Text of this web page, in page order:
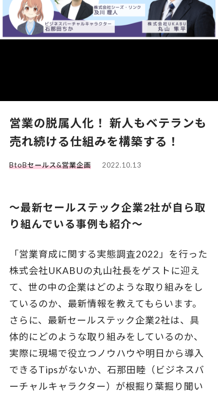
営業の脱属人化！ 新人もベテランも
売れ続ける仕組みを構築する！
BtoBセールス&営業企画 2022.10.13
〜最新セールステック企業2社が自ら取
り組んでいる事例も紹介〜
「営業育成に関する実態調査2022」を行った
株式会社UKABUの丸山社長をゲストに迎え
て、世の中の企業はどのような取り組みをし
ているのか、最新情報を教えてもらいます。
さらに、最新セールステック企業2社は、具
体的にどのような取り組みをしているのか、
実際に現場で役立つノウハウや明日から導入
できるTipsがないか、石那田睦（ビジネスバ
ーチャルキャラクター）が根掘り葉掘り聞い